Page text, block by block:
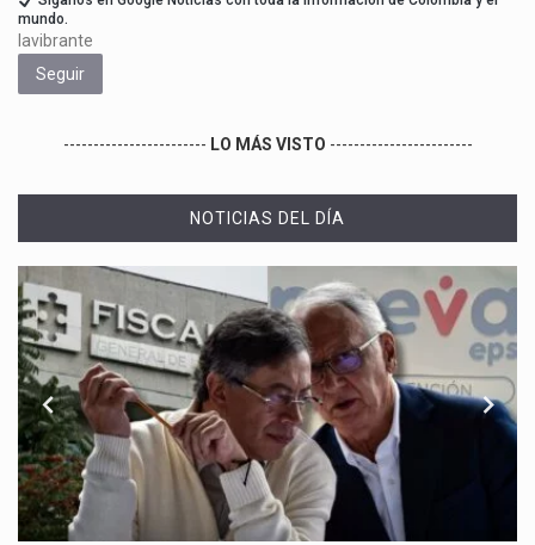
mundo.
lavibrante
Seguir
------------------------ LO MÁS VISTO ------------------------
NOTICIAS DEL DÍA